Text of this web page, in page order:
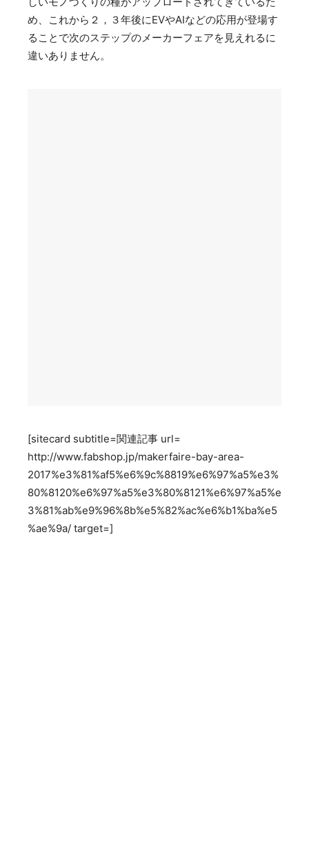
め、これから２，３年後にEVやAIなどの応用が登場す
ることで次のステップのメーカーフェアを見えれるに
違いありません。
[sitecard subtitle=関連記事 url=
http://www.fabshop.jp/makerfaire-bay-area-
2017%e3%81%af5%e6%9c%8819%e6%97%a5%e3%
80%8120%e6%97%a5%e3%80%8121%e6%97%a5%e
3%81%ab%e9%96%8b%e5%82%ac%e6%b1%ba%e5
%ae%9a/ target=]